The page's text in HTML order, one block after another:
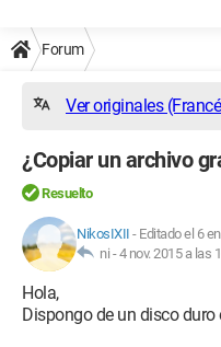
Forum
Ver originales
¿Copiar un archivo
Resuelto
NikosIXII - Editado el 6
ni -4 nov. 2015 a las
Hola,
Dispongo de un disco duro